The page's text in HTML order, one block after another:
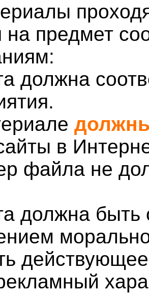
на предмет
должна
в
файла не
должна